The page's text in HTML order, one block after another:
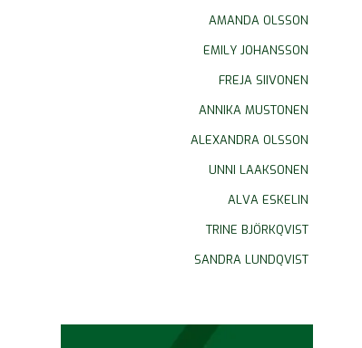
AMANDA OLSSON
EMILY JOHANSSON
FREJA SIIVONEN
ANNIKA MUSTONEN
ALEXANDRA OLSSON
UNNI LAAKSONEN
ALVA ESKELIN
TRINE BJÖRKQVIST
SANDRA LUNDQVIST